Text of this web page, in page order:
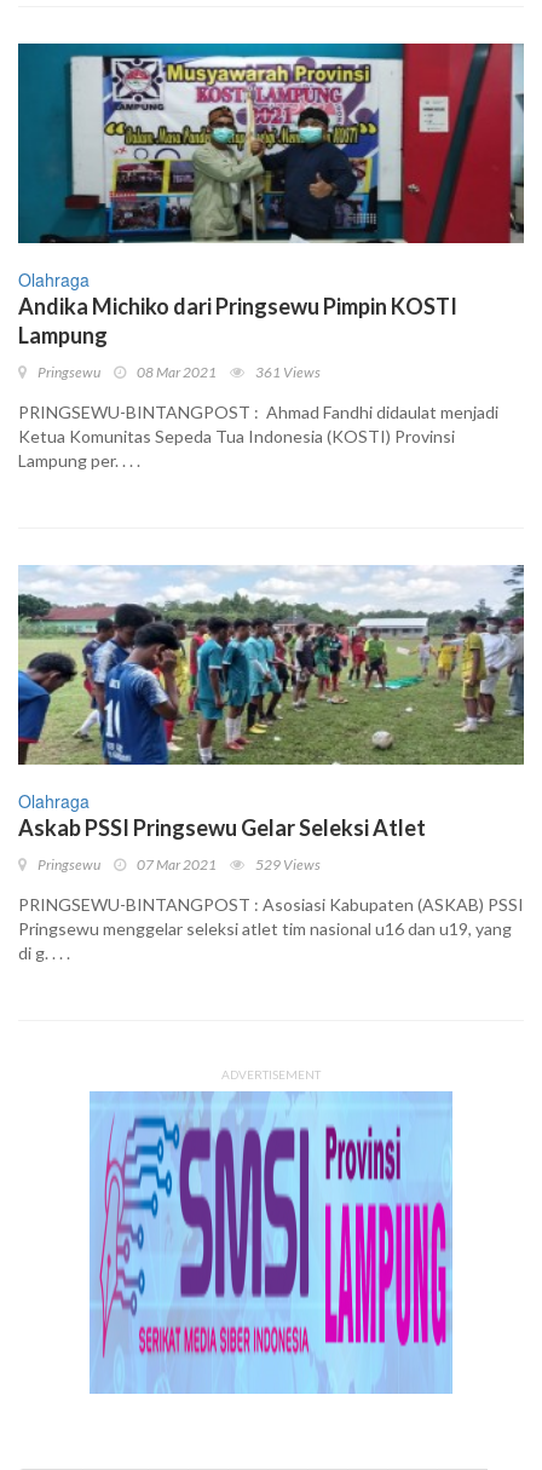
Olahraga
Andika Michiko dari Pringsewu Pimpin KOSTI
Lampung
Pringsewu 08 Mar 2021 361 Views
PRINGSEWU-BINTANGPOST : Ahmad Fandhi didaulat menjadi
Ketua Komunitas Sepeda Tua Indonesia (KOSTI) Provinsi
Lampung per. . . .
Olahraga
Askab PSSI Pringsewu Gelar Seleksi Atlet
Pringsewu 07 Mar 2021 529 Views
PRINGSEWU-BINTANGPOST : Asosiasi Kabupaten (ASKAB) PSSI
Pringsewu menggelar seleksi atlet tim nasional u16 dan u19, yang
di g. . . .
ADVERTISEMENT